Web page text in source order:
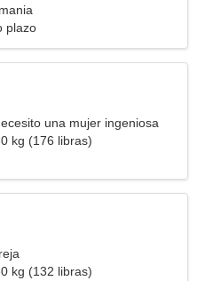
plazo
una mujer ingeniosa
kg (176 libras)
kg (132 libras)